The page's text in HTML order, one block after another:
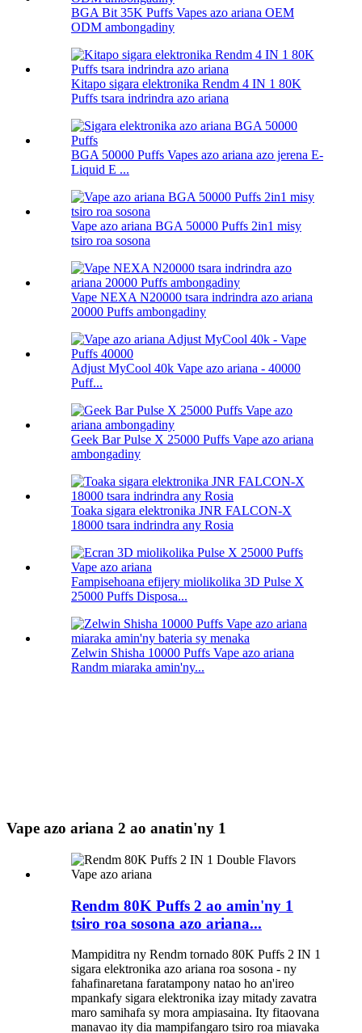
BGA Bit 35K Puffs Vapes azo ariana OEM
ODM ambongadiny
Kitapo sigara elektronika Rendm 4 IN 1 80K
Puffs tsara indrindra azo ariana
BGA 50000 Puffs Vapes azo ariana azo jerena E-
Liquid E ...
Vape azo ariana BGA 50000 Puffs 2in1 misy
tsiro roa sosona
Vape NEXA N20000 tsara indrindra azo ariana
20000 Puffs ambongadiny
Adjust MyCool 40k Vape azo ariana - 40000
Puff...
Geek Bar Pulse X 25000 Puffs Vape azo ariana
ambongadiny
Toaka sigara elektronika JNR FALCON-X
18000 tsara indrindra any Rosia
Fampisehoana efijery miolikolika 3D Pulse X
25000 Puffs Disposa...
Zelwin Shisha 10000 Puffs Vape azo ariana
Randm miaraka amin'ny...
Vape azo ariana 2 ao anatin'ny 1
Rendm 80K Puffs 2 ao amin'ny 1
tsiro roa sosona azo ariana...
Mampiditra ny Rendm tornado 80K Puffs 2 IN 1
sigara elektronika azo ariana roa sosona - ny
fahafinaretana faratampony natao ho an'ireo
mpankafy sigara elektronika izay mitady zavatra
maro samihafa sy mora ampiasaina. Ity fitaovana
manavao ity dia mampifangaro tsiro roa miavaka